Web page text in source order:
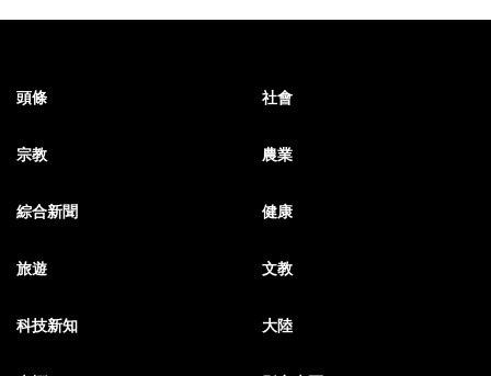
頭條 社會
宗教 農業
綜合新聞 健康
旅遊 文教
科技新知 大陸